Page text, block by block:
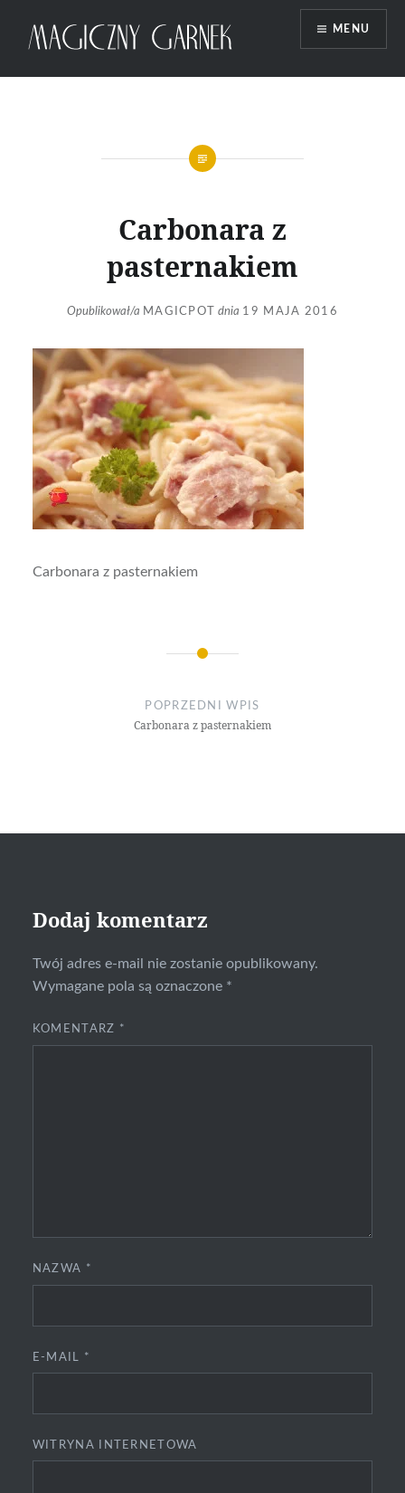
Magiczny Garnek
MENU
Carbonara z
pasternakiem
Opublikował/a MAGICPOT dnia 19 MAJA 2016
Carbonara z pasternakiem
POPRZEDNI WPIS
Carbonara z pasternakiem
Dodaj komentarz
Twój adres e-mail nie zostanie opublikowany.
Wymagane pola są oznaczone *
KOMENTARZ *
NAZWA *
E-MAIL *
WITRYNA INTERNETOWA